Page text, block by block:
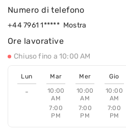
Ore lavorative
Chiuso fino a 10:00 AM
Lun
-
Mar
10:00
AM
7:00
PM
Mer
10:00
AM
7:00
PM
Gio
10:00
AM
7:00
PM
Numero di telefono
+44 7961 1***** Mostra